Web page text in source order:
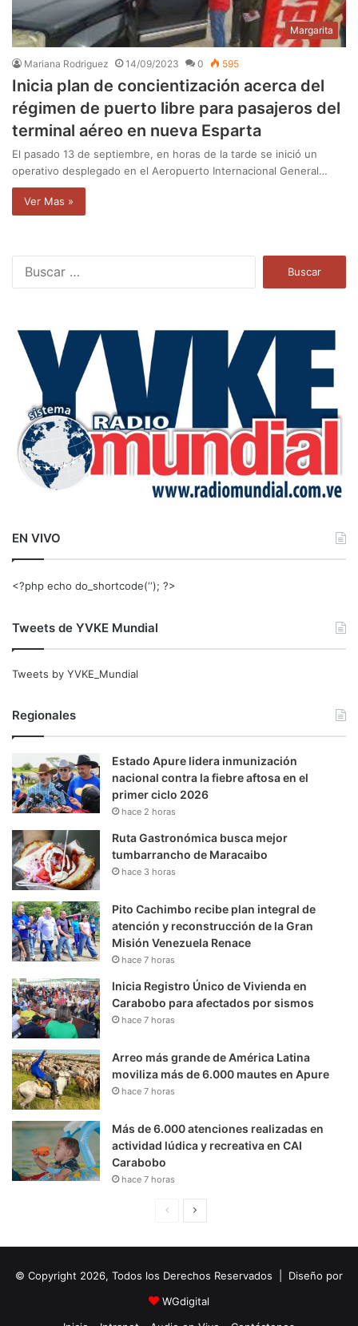
Margarita
Mariana Rodriguez 14/09/2023 0 595
Inicia plan de concientización acerca del
régimen de puerto libre para pasajeros del
terminal aéreo en nueva Esparta
El pasado 13 de septiembre, en horas de la tarde se inició un
operativo desplegado en el Aeropuerto Internacional General…
Ver Mas »
a
EN VIVO
<?php echo do_shortcode(‘‘); ?>
Tweets de YVKE Mundial
Tweets by YVKE_Mundial
Regionales
Estado Apure lidera inmunización
nacional contra la fiebre aftosa en el
primer ciclo 2026
hace 2 horas
Ruta Gastronómica busca mejor
tumbarrancho de Maracaibo
hace 3 horas
Pito Cachimbo recibe plan integral de
atención y reconstrucción de la Gran
Misión Venezuela Renace
hace 7 horas
Inicia Registro Único de Vivienda en
Carabobo para afectados por sismos
hace 7 horas
Arreo más grande de América Latina
moviliza más de 6.000 mautes en Apure
hace 7 horas
Más de 6.000 atenciones realizadas en
actividad lúdica y recreativa en CAI
Carabobo
hace 7 horas
i
n
a
u
i
e
© Copyright 2026, Todos los Derechos Reservados | Diseño por
WGdigital